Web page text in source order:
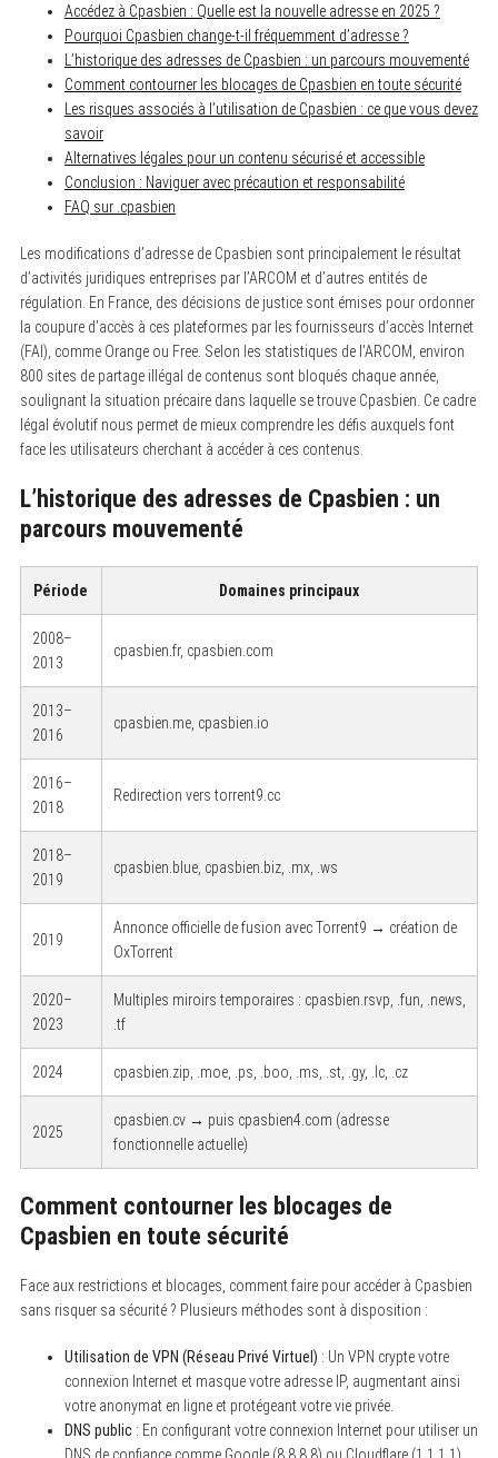
Accédez à Cpasbien : Quelle est la nouvelle adresse en 2025 ?
Pourquoi Cpasbien change-t-il fréquemment d’adresse ?
L’historique des adresses de Cpasbien : un parcours mouvementé
Comment contourner les blocages de Cpasbien en toute sécurité
Les risques associés à l’utilisation de Cpasbien : ce que vous devez
savoir
Alternatives légales pour un contenu sécurisé et accessible
Conclusion : Naviguer avec précaution et responsabilité
FAQ sur .cpasbien
Les modifications d’adresse de Cpasbien sont principalement le résultat
d’activités juridiques entreprises par l’ARCOM et d’autres entités de
régulation. En France, des décisions de justice sont émises pour ordonner
la coupure d’accès à ces plateformes par les fournisseurs d’accès Internet
(FAI), comme Orange ou Free. Selon les statistiques de l’ARCOM, environ
800 sites de partage illégal de contenus sont bloqués chaque année,
soulignant la situation précaire dans laquelle se trouve Cpasbien. Ce cadre
légal évolutif nous permet de mieux comprendre les défis auxquels font
face les utilisateurs cherchant à accéder à ces contenus.
L’historique des adresses de Cpasbien : un
parcours mouvementé
Période Domaines principaux
2008–
2013
cpasbien.fr, cpasbien.com
2013–
2016
cpasbien.me, cpasbien.io
2016–
2018
Redirection vers torrent9.cc
2018–
2019
cpasbien.blue, cpasbien.biz, .mx, .ws
2019
Annonce officielle de fusion avec Torrent9 → création de
OxTorrent
2020–
2023
Multiples miroirs temporaires : cpasbien.rsvp, .fun, .news,
.tf
2024 cpasbien.zip, .moe, .ps, .boo, .ms, .st, .gy, .lc, .cz
2025
cpasbien.cv → puis cpasbien4.com (adresse
fonctionnelle actuelle)
Comment contourner les blocages de
Cpasbien en toute sécurité
Face aux restrictions et blocages, comment faire pour accéder à Cpasbien
sans risquer sa sécurité ? Plusieurs méthodes sont à disposition :
Utilisation de VPN (Réseau Privé Virtuel) : Un VPN crypte votre
connexion Internet et masque votre adresse IP, augmentant ainsi
votre anonymat en ligne et protégeant votre vie privée.
DNS public: En configurant votre connexion Internet pour utiliser un
DNS de confiance comme Google (8.8.8.8) ou Cloudflare (1.1.1.1),